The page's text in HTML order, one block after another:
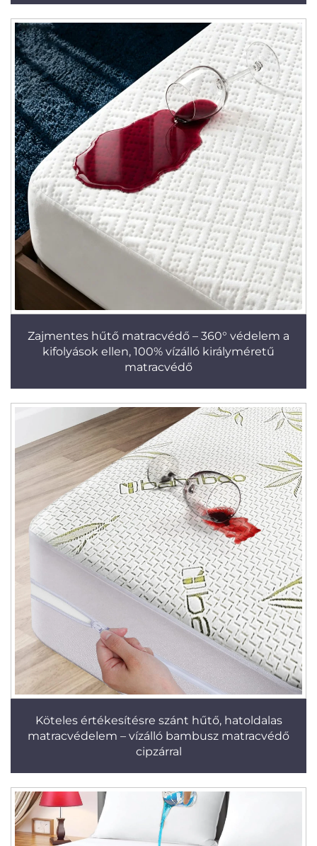
Zajmentes hűtő matracvédő – 360° védelem a
kifolyások ellen, 100% vízálló királyméretű
matracvédő
Köteles értékesítésre szánt hűtő, hatoldalas
matracvédelem – vízálló bambusz matracvédő
cipzárral